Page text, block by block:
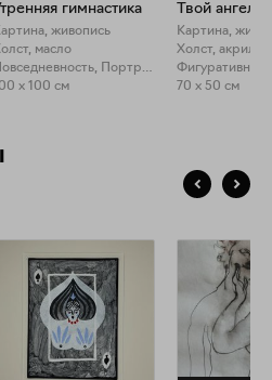
гимнастика
живопись
масло
Повседневность, Портрет
x 100 см
Картина,
Холст, акрил,
Фигуративное
70 x 50 см